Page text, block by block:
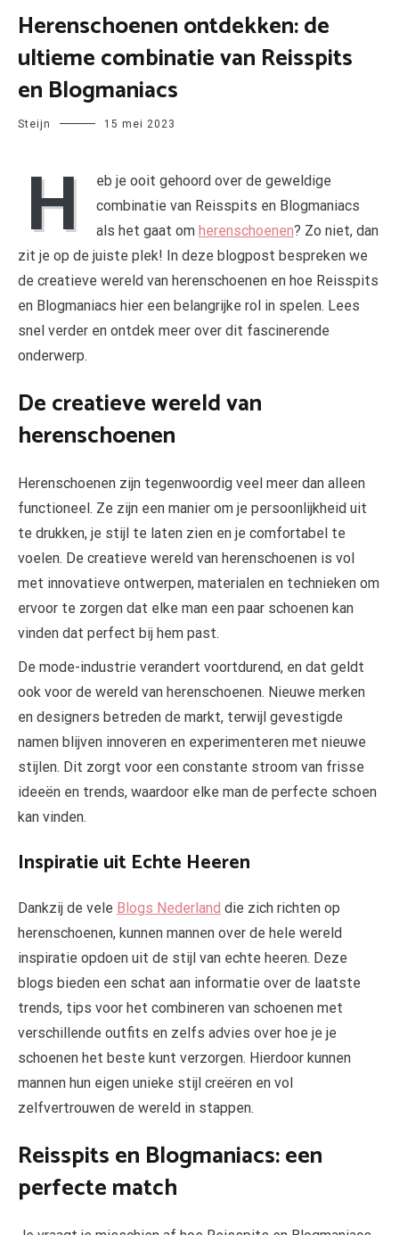
Herenschoenen ontdekken: de
ultieme combinatie van Reisspits
en Blogmaniacs
Steijn 15 mei 2023
H
eb je ooit gehoord over de geweldige
combinatie van Reisspits en Blogmaniacs
als het gaat om herenschoenen? Zo niet, dan
zit je op de juiste plek! In deze blogpost bespreken we
de creatieve wereld van herenschoenen en hoe Reisspits
en Blogmaniacs hier een belangrijke rol in spelen. Lees
snel verder en ontdek meer over dit fascinerende
onderwerp.
De creatieve wereld van
herenschoenen
Herenschoenen zijn tegenwoordig veel meer dan alleen
functioneel. Ze zijn een manier om je persoonlijkheid uit
te drukken, je stijl te laten zien en je comfortabel te
voelen. De creatieve wereld van herenschoenen is vol
met innovatieve ontwerpen, materialen en technieken om
ervoor te zorgen dat elke man een paar schoenen kan
vinden dat perfect bij hem past.
De mode-industrie verandert voortdurend, en dat geldt
ook voor de wereld van herenschoenen. Nieuwe merken
en designers betreden de markt, terwijl gevestigde
namen blijven innoveren en experimenteren met nieuwe
stijlen. Dit zorgt voor een constante stroom van frisse
ideeën en trends, waardoor elke man de perfecte schoen
kan vinden.
Inspiratie uit Echte Heeren
Dankzij de vele Blogs Nederland die zich richten op
herenschoenen, kunnen mannen over de hele wereld
inspiratie opdoen uit de stijl van echte heeren. Deze
blogs bieden een schat aan informatie over de laatste
trends, tips voor het combineren van schoenen met
verschillende outfits en zelfs advies over hoe je je
schoenen het beste kunt verzorgen. Hierdoor kunnen
mannen hun eigen unieke stijl creëren en vol
zelfvertrouwen de wereld in stappen.
Reisspits en Blogmaniacs: een
perfecte match